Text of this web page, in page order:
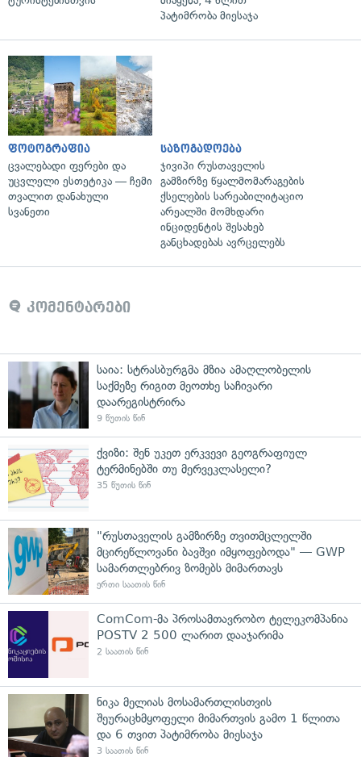
პატიმრობა მიესაჯა
ფოტოგრაფია
ცვალებადი ფერები და
უცვლელი ესთეტიკა — ჩემი
თვალით დანახული
სვანეთი
საზოგადოება
ჯივიპი რუსთაველის
გამზირზე წყალმომარაგების
ქსელების სარეაბილიტაციო
არეალში მომხდარი
ინციდენტის შესახებ
განცხადებას ავრცელებს
კომენტარები
საია: სტრასბურგმა მზია ამაღლობელის
საქმეზე რიგით მეოთხე საჩივარი
დაარეგისტრირა
9 წუთის წინ
ქვიზი: შენ უკეთ ერკვევი გეოგრაფიულ
ტერმინებში თუ მერვეკლასელი?
35 წუთის წინ
"რუსთაველის გამზირზე თვითმცლელში
მცირეწლოვანი ბავშვი იმყოფებოდა" — GWP
სამართლებრივ ზომებს მიმართავს
ერთი საათის წინ
ComCom-მა პროსამთავრობო ტელეკომპანია
POSTV 2 500 ლარით დააჯარიმა
2 საათის წინ
ნიკა მელიას მოსამართლისთვის
შეურაცხმყოფელი მიმართვის გამო 1 წლითა
და 6 თვით პატიმრობა მიესაჯა
3 საათის წინ